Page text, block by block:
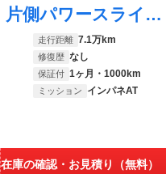
タント ワンダフルセレクション キーフリー 片側パワースライドドア 電動格納ミラー パワーウィンドウ 特別仕様車
走行距離 7.1万km
修復歴 なし
保証付 1ヶ月・1000km
ミッション インパネAT
在庫の確認・お見積り（無料）